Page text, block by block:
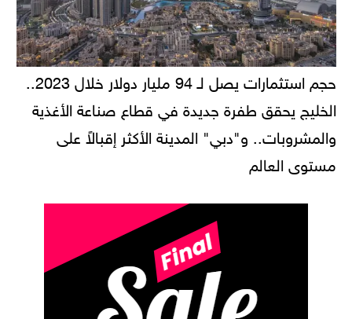
حجم استثمارات يصل لـ 94 مليار دولار خلال 2023..
الخليج يحقق طفرة جديدة في قطاع صناعة الأغذية
والمشروبات.. و"دبي" المدينة الأكثر إقبالاً على
مستوى العالم